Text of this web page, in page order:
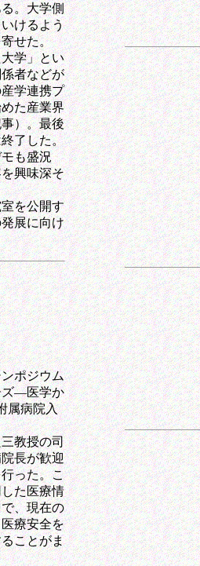
。大学側
けるよう
せた。
学」とい
者などが
学連携プ
た産業界
）。最後
了した。
も盛況
興味深そ
を公開す
展に向け
ポジウム
ズ―医学か
属病院入
教授の司
長が歓迎
った。こ
た医療情
、現在の
療安全を
ことがま